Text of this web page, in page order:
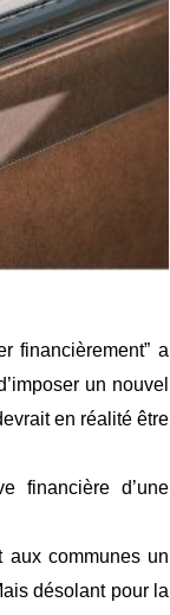
financièrement” a
un nouvel
en réalité être
financière d’une
aux communes un
désolant pour la